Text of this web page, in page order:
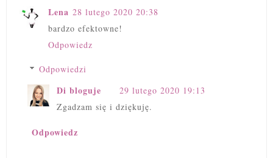
Lena 28 lutego 2020 20:38
bardzo efektowne!
Odpowiedz
Odpowiedzi
Di bloguje
29 lutego 2020 19:13
Zgadzam się i dziękuję.
Odpowiedz